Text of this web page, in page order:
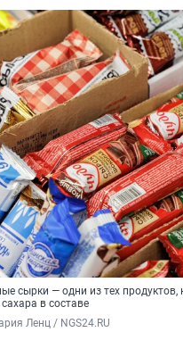
сырки — одни из тех продуктов,
в составе
Ленц / NGS24.RU